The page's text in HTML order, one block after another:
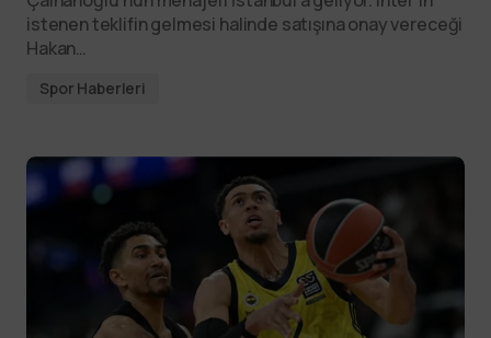
istenen teklifin gelmesi halinde satışına onay vereceği
Hakan…
Spor Haberleri